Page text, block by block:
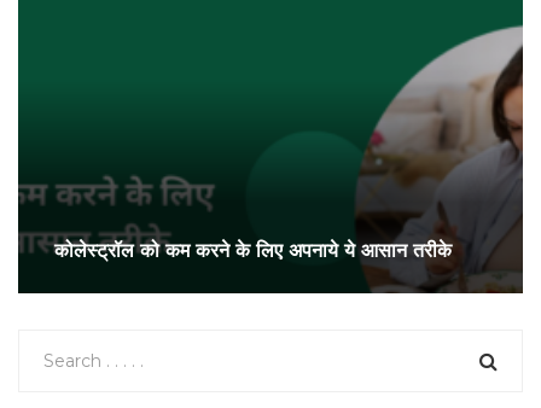
कोलेस्ट्रॉल को कम करने के लिए अपनाये ये आसान तरीके